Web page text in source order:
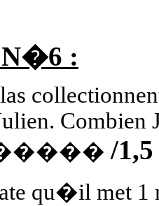
N�6 :
Combien
/1,5
qu�il met